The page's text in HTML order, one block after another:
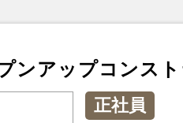
ンアップコンス
正社員